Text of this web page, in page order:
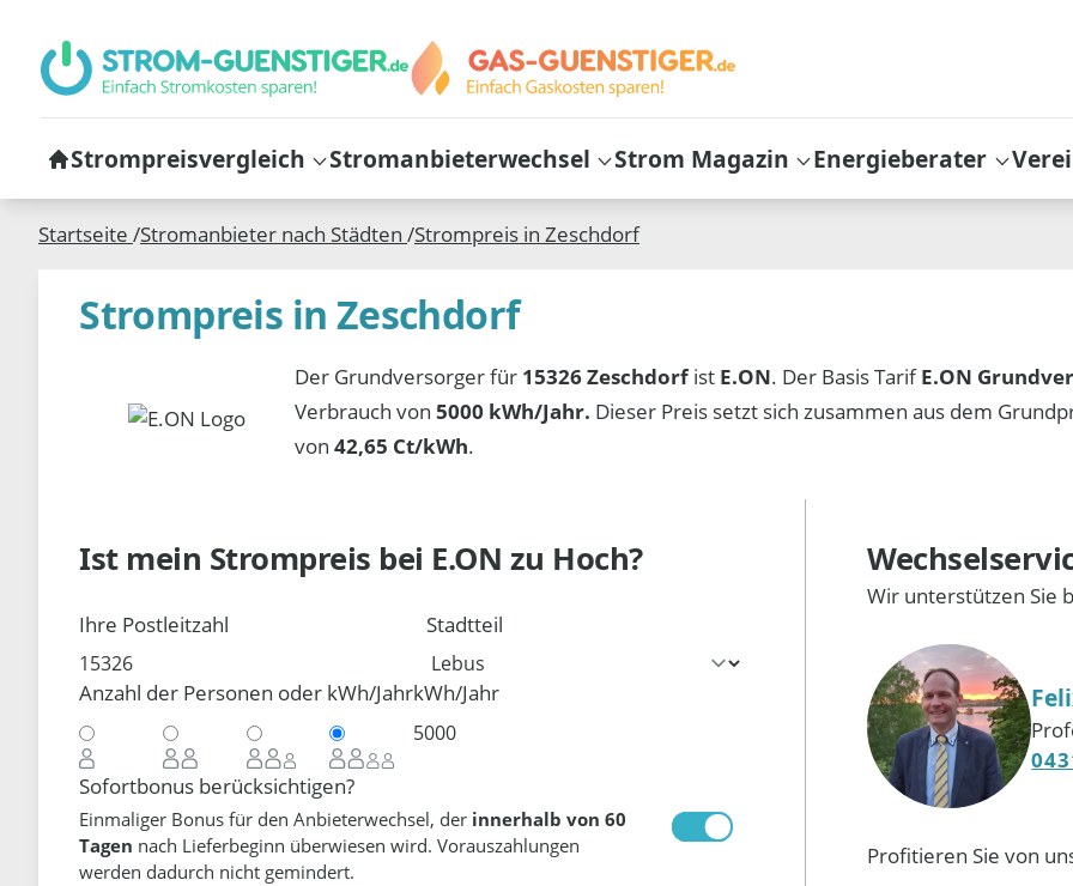
Strompreisvergleich Stromanbieterwechsel Strom Magazin Energieberater
Startseite /Stromanbieter nach Städten /Strompreis in Zeschdorf
Strompreis in Zeschdorf
Der Grundversorger für 15326 Zeschdorfist E.ON. Der Basis TarifE.ON
Verbrauch von5000 kWh/Jahr. Dieser Preis setzt sich zusammen aus dem
von42,65 Ct/kWh.
Ist mein Strompreis bei E.ON zu Hoch?
Ihre Postleitzahl Stadtteil
Anzahl der Personen oder kWh/JahrkWh/Jahr
Sofortbonus berücksichtigen?
Einmaliger Bonus für den Anbieterwechsel, der innerhalb von 60
Tagen nach Lieferbeginn überwiesen wird. Vorauszahlungen
werden dadurch nicht gemindert.
Wir unterstützen Sie
Profitieren Sie von